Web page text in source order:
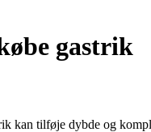
gastrik
kan tilføje dybde og